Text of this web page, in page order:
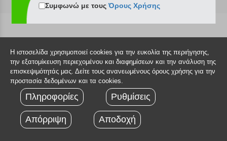
Πολιτική επιστροφών
Τεχνική υποστήριξη
Συμφωνώ με τουςΌρους Χρήσης
Η ιστοσελίδα χρησιμοποιεί cookies για την ευκολία της περιήγησης,
την εξατομίκευση περιεχομένου και διαφημίσεων και την ανάλυση της
επισκεψιμότητάς μας. Δείτε τους ανανεωμένους όρους χρήσης για την
προστασία δεδομένων και τα cookies.
Πληροφορίες Ρυθμίσεις
Απόρριψη Αποδοχή